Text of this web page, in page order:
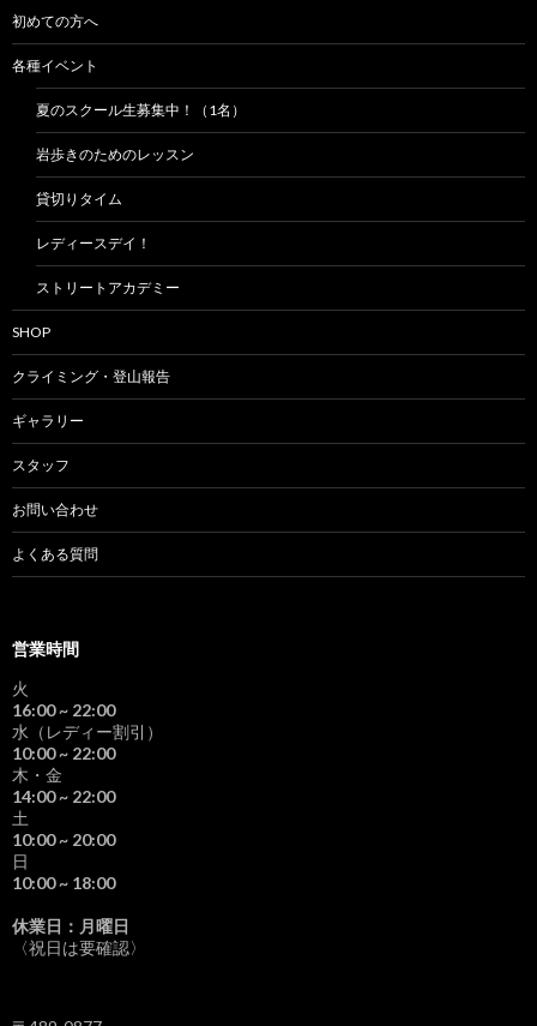
初めての方へ
各種イベント
夏のスクール生募集中！（1名）
岩歩きのためのレッスン
貸切りタイム
レディースデイ！
ストリートアカデミー
SHOP
クライミング・登山報告
ギャラリー
スタッフ
お問い合わせ
よくある質問
営業時間
火
16:00~ 22:00
水（レディー割引）
10:00~ 22:00
木・金
14:00~ 22:00
土
10:00~ 20:00
日
10:00~ 18:00
休業日：月曜日
〈祝日は要確認〉